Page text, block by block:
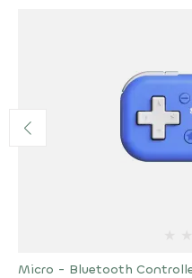
Micro - Bluetooth